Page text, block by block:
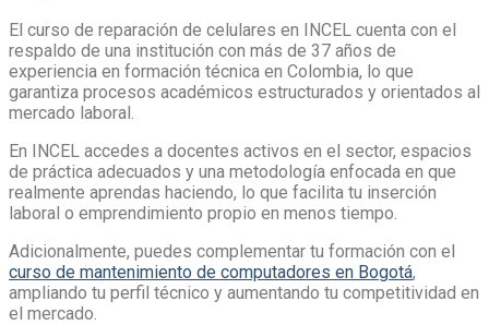
El curso de reparación de celulares en INCEL cuenta con el
respaldo de una institución con más de 37 años de
experiencia en formación técnica en Colombia, lo que
garantiza procesos académicos estructurados y orientados al
mercado laboral.
En INCEL accedes a docentes activos en el sector, espacios
de práctica adecuados y una metodología enfocada en que
realmente aprendas haciendo, lo que facilita tu inserción
laboral o emprendimiento propio en menos tiempo.
Adicionalmente, puedes complementar tu formación con el
curso de mantenimiento de computadores en Bogotá,
ampliando tu perfil técnico y aumentando tu competitividad en
el mercado.